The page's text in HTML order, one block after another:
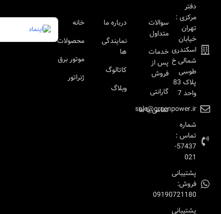
دفتر
مرکزی :
تهران
خیابان
اسکندری
شمالی خ
طوسی
پلاک 83
واحد 7
sale@greenpower.ir
شماره
تماس :
57437-
021
پشتیبانی
فروش:
09190721180
پشتیبانی
سوالات
متداول
خدمات
پس از
فروش
گارانتی
تماس با ما
درباره ما
نمایندگی
ها
کاتالوگ
وبلاگ
خانه
محصولات
موتور برق
ژنراتور